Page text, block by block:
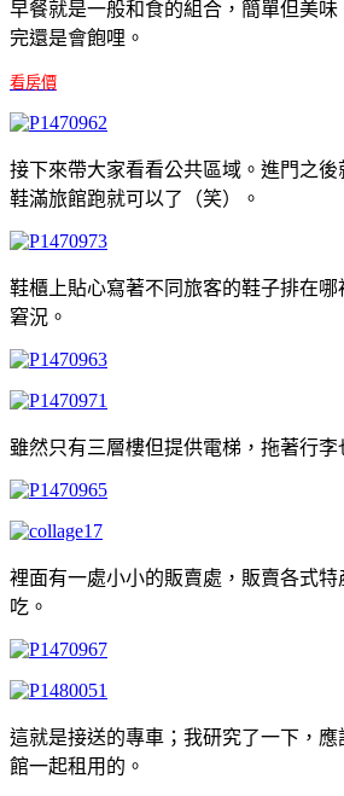
早餐就是一般和食的組合，簡單但美
完還是會飽哩。
看房價
接下來帶大家看看公共區域。進門之
鞋滿旅館跑就可以了（笑）。
鞋櫃上貼心寫著不同旅客的鞋子排在
窘況。
雖然只有三層樓但提供電梯，拖著行李
裡面有一處小小的販賣處，販賣各式
吃。
這就是接送的專車；我研究了一下，
館一起租用的。